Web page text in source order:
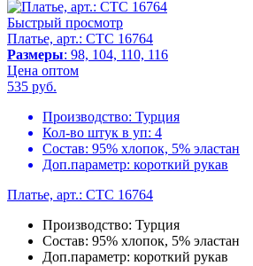
Быстрый просмотр
Платье, арт.: CTC 16764
Размеры: 98, 104, 110, 116
Цена оптом
535 руб.
Производство: Турция
Кол-во штук в уп: 4
Состав: 95% хлопок, 5% эластан
Доп.параметр: короткий рукав
Платье, арт.: CTC 16764
Производство: Турция
Состав: 95% хлопок, 5% эластан
Доп.параметр: короткий рукав